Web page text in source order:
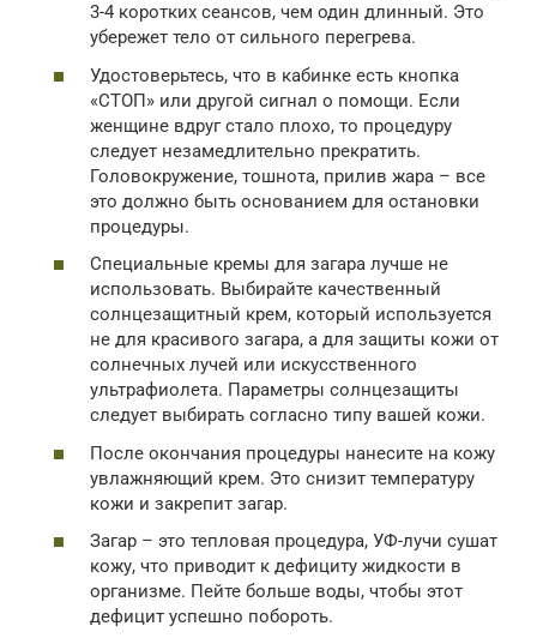
3-4 коротких сеансов, чем один длинный. Это
убережет тело от сильного перегрева.
Удостоверьтесь, что в кабинке есть кнопка
«СТОП» или другой сигнал о помощи. Если
женщине вдруг стало плохо, то процедуру
следует незамедлительно прекратить.
Головокружение, тошнота, прилив жара – все
это должно быть основанием для остановки
процедуры.
Специальные кремы для загара лучше не
использовать. Выбирайте качественный
солнцезащитный крем, который используется
не для красивого загара, а для защиты кожи от
солнечных лучей или искусственного
ультрафиолета. Параметры солнцезащиты
следует выбирать согласно типу вашей кожи.
После окончания процедуры нанесите на кожу
увлажняющий крем. Это снизит температуру
кожи и закрепит загар.
Загар – это тепловая процедура, УФ-лучи сушат
кожу, что приводит к дефициту жидкости в
организме. Пейте больше воды, чтобы этот
дефицит успешно побороть.